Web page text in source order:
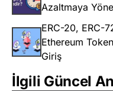
Azaltmaya
ERC-20, ERC-
Ethereum
Giriş
İlgili Güncel